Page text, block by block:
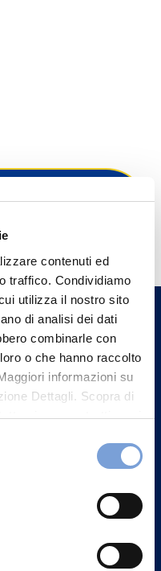
contenuti ed
traffico. Condividiamo
utilizza il nostro sito
di analisi dei dati
combinarle con
o che hanno raccolto
informazioni su
Dettagli. Scopra di
e come trattiamo i
sezione "Informativa
a te e parla con